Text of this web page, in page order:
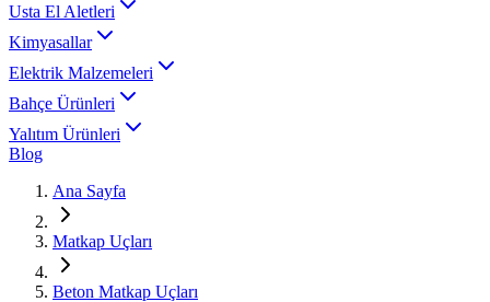
Usta El Aletleri
Kimyasallar
Elektrik Malzemeleri
Bahçe Ürünleri
Yalıtım Ürünleri
Blog
Ana Sayfa
Matkap Uçları
Beton Matkap Uçları